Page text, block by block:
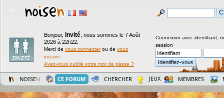
Bonjour, Invité nous sommes le 7 Août
2026 à 22h22.
Merci de vous connecterou de vous
inscrire
Avez-vous oublié votre mot de passe ?
Connexion avec identifiant,
session
NOISEN CE FORUM CHERCHER JEUX MEMBRES